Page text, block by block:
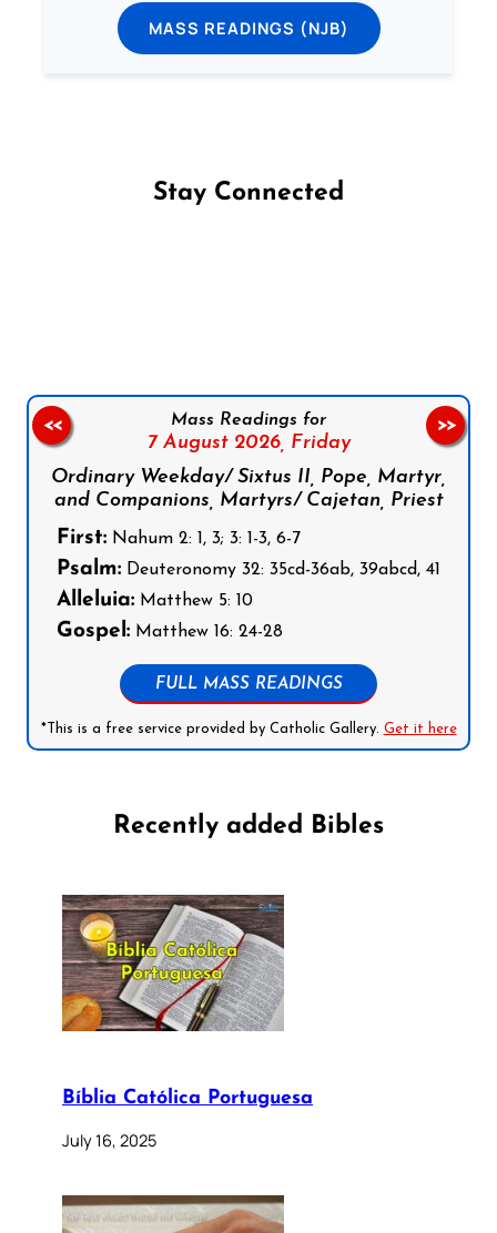
MASS READINGS (NJB)
Stay Connected
Mass Readings for
7 August 2026, Friday
Ordinary Weekday/ Sixtus II, Pope, Martyr,
and Companions, Martyrs/ Cajetan, Priest
First: Nahum 2: 1, 3; 3: 1-3, 6-7
Psalm: Deuteronomy 32: 35cd-36ab, 39abcd, 41
Alleluia: Matthew 5: 10
Gospel: Matthew 16: 24-28
FULL MASS READINGS
*This is a free service provided by Catholic Gallery. Get it here
<< >>
Recently added Bibles
Bíblia Católica Portuguesa
July 16, 2025